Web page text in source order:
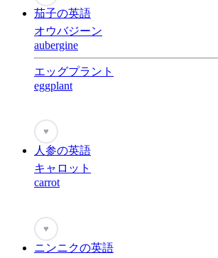
茄子の英語
オウバジーン
aubergine
エッグプラント
eggplant
♥
人参の英語
キャロット
carrot
♥
ニンニクの英語